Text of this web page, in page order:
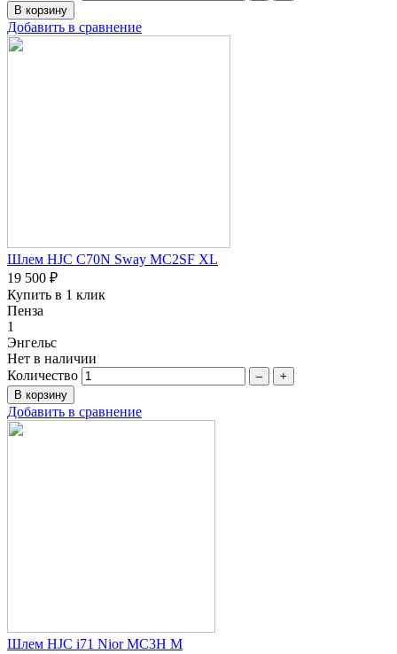
Добавить в сравнение
Шлем HJC C70N Sway MC2SF XL
19 500 ₽
Купить в 1 клик
Пенза
1
Энгельс
Нет в наличии
Количество
– +
Добавить в сравнение
Шлем HJC i71 Nior MC3H M